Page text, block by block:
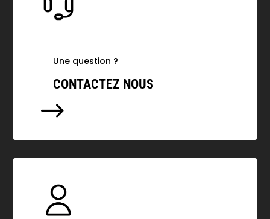
Une question ?
CONTACTEZ NOUS
$